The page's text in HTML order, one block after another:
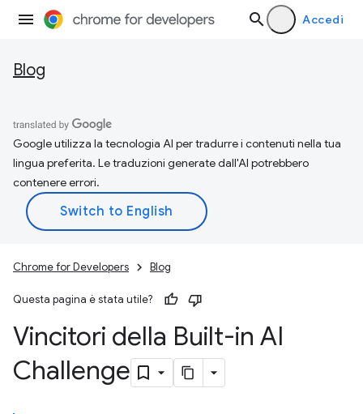
Accedi
Blog
Google utilizza la tecnologia AI per tradurre i contenuti nella tua
lingua preferita. Le traduzioni generate dall'AI potrebbero
contenere errori.
Chrome for Developers Blog
Questa pagina è stata utile?
Vincitori della Built-in AI
Challenge